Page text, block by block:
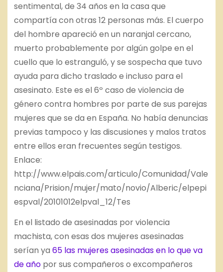
sentimental, de 34 años en la casa que
compartía con otras 12 personas más. El cuerpo
del hombre apareció en un naranjal cercano,
muerto probablemente por algún golpe en el
cuello que lo estranguló, y se sospecha que tuvo
ayuda para dicho traslado e incluso para el
asesinato. Este es el 6º caso de violencia de
género contra hombres por parte de sus parejas
mujeres que se da en España. No había denuncias
previas tampoco y las discusiones y malos tratos
entre ellos eran frecuentes según testigos.
Enlace:
http://www.elpais.com/articulo/Comunidad/Vale
nciana/Prision/mujer/mato/novio/Alberic/elpepi
espval/20101012elpval_12/Tes
En el listado de asesinadas por violencia
machista, con esas dos mujeres asesinadas
serían ya 65 las mujeres asesinadas en lo que va
de año por sus compañeros o excompañeros